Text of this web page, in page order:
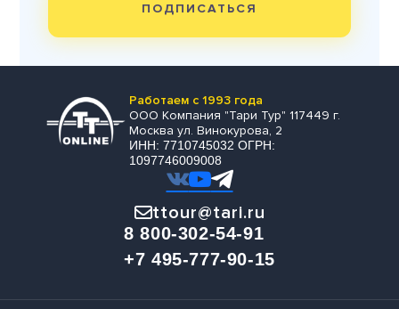
ПОДПИСАТЬСЯ
Работаем с 1993 года
ООО Компания "Тари Тур" 117449 г.
Москва ул. Винокурова, 2
ИНН: 7710745032 ОГРН:
1097746009008
ttour@tari.ru
8 800-302-54-91
+7 495-777-90-15